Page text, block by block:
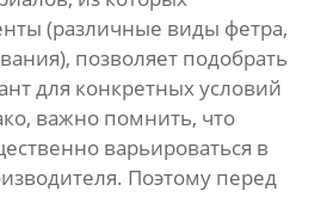
(различные виды фетра,
позволяет подобрать
для конкретных условий
важно помнить, что
варьироваться в
Поэтому перед